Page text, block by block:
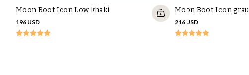
Moon Boot Icon Low khaki
196 USD
Moon Boot Icon grau
216 USD